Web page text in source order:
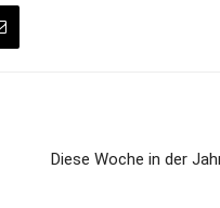
Diese Woche in der